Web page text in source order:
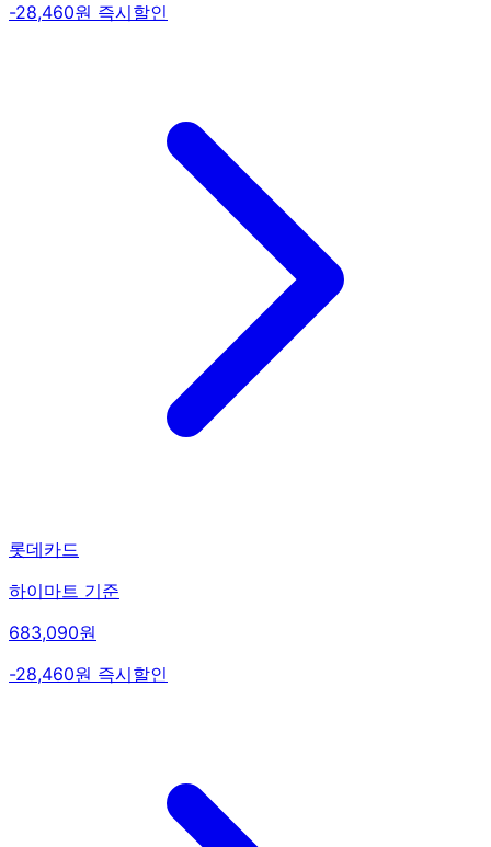
-28,460원 즉시할인
롯데카드
하이마트 기준
683,090원
-28,460원 즉시할인